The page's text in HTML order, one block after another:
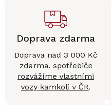
Doprava zdarma
Doprava nad 3 000 Kč
zdarma, spotřebiče
rozvážíme vlastními
vozy kamkoli v ČR.